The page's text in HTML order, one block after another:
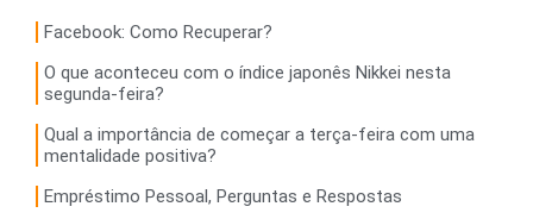
Facebook: Como Recuperar?
O que aconteceu com o índice japonês Nikkei nesta
segunda-feira?
Qual a importância de começar a terça-feira com uma
mentalidade positiva?
Empréstimo Pessoal, Perguntas e Respostas